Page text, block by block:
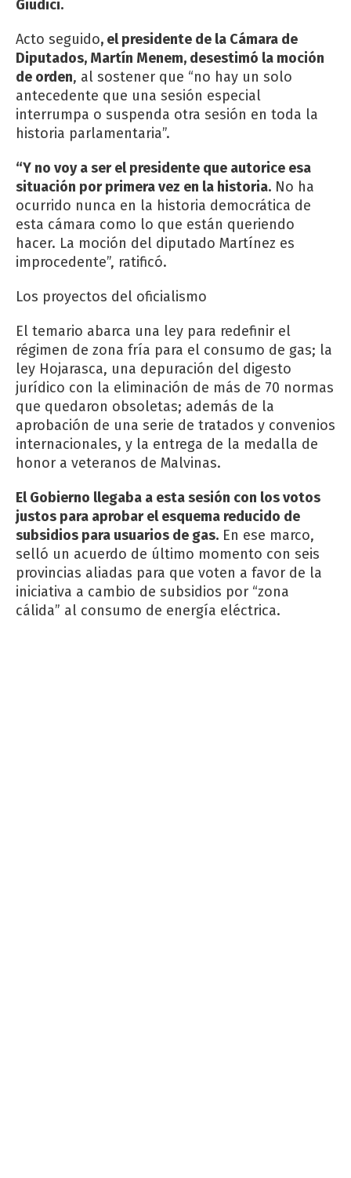
Giudici.
Acto seguido, el presidente de la Cámara de
Diputados, Martín Menem, desestimó la moción
de orden, al sostener que “no hay un solo
antecedente que una sesión especial
interrumpa o suspenda otra sesión en toda la
historia parlamentaria”.
“Y no voy a ser el presidente que autorice esa
situación por primera vez en la historia. No ha
ocurrido nunca en la historia democrática de
esta cámara como lo que están queriendo
hacer. La moción del diputado Martínez es
improcedente”, ratificó.
Los proyectos del oficialismo
El temario abarca una ley para redefinir el
régimen de zona fría para el consumo de gas; la
ley Hojarasca, una depuración del digesto
jurídico con la eliminación de más de 70 normas
que quedaron obsoletas; además de la
aprobación de una serie de tratados y convenios
internacionales, y la entrega de la medalla de
honor a veteranos de Malvinas.
El Gobierno llegaba a esta sesión con los votos
justos para aprobar el esquema reducido de
subsidios para usuarios de gas. En ese marco,
selló un acuerdo de último momento con seis
provincias aliadas para que voten a favor de la
iniciativa a cambio de subsidios por “zona
cálida” al consumo de energía eléctrica.